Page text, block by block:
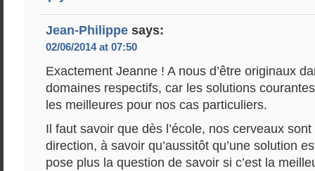
Jean-Philippe says:
02/06/2014 at 07:50
Exactement Jeanne ! A nous d’être originaux
domaines respectifs, car les solutions
les meilleures pour nos cas particuliers.
Il faut savoir que dès l’école, nos cerveaux
direction, à savoir qu’aussitôt qu’une solution
pose plus la question de savoir si c’est la